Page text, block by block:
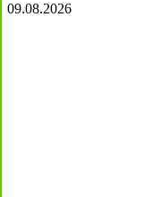
09.08.2026